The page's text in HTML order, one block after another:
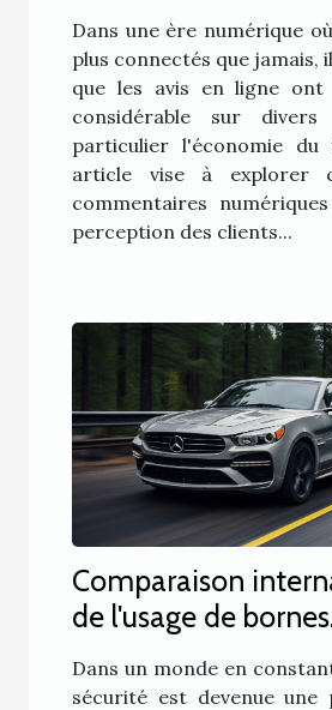
Dans une ère numérique
plus connectés que jamais,
que les avis en ligne ont
considérable sur divers
particulier l'économie du
article vise à explorer
commentaires
perception des clients...
Comparaison
de l'usage de bornes
résistantes aux
béliers
Dans un monde en
sécurité est devenue une